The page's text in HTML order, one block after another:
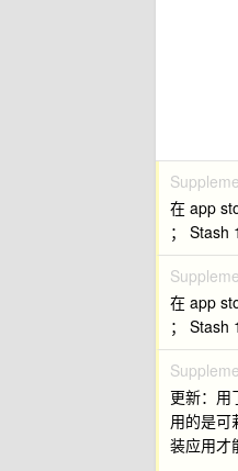
在 app
； Stash
在 app
； Stash
更新：用
用的是可
装应用才